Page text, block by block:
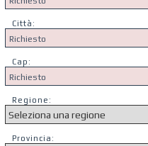
Città:
Cap:
Regione:
Provincia: